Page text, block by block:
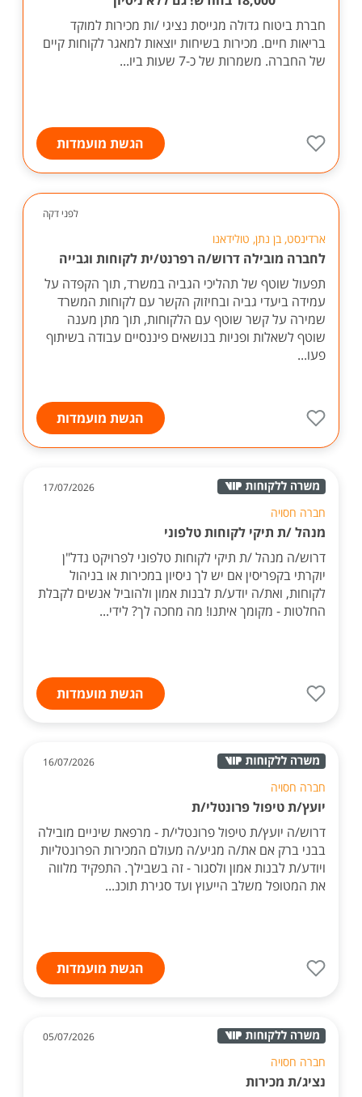
חברת ביטוח גדולה מגייסת נציגי /ות מכירות למוקד
בריאות חיים. מכירות בשיחות יוצאות למאגר לקוחות קיים
של החברה. משמרות של כ-7 שעות ביו...
הגשת מועמדות
לפני דקה
ארדינסט, בן נתן, טולידאנו
לחברה מובילה דרוש/ה רפרנט/ית לקוחות וגבייה
תפעול שוטף של תהליכי הגביה במשרד, תוך הקפדה על
עמידה ביעדי גביה ובחיזוק הקשר עם לקוחות המשרד
שמירה על קשר שוטף עם הלקוחות, תוך מתן מענה
שוטף לשאלות ופניות בנושאים פיננסיים עבודה בשיתוף
פעו...
הגשת מועמדות
17/07/2026
חברה חסויה
מנהל /ת תיקי לקוחות טלפוני
דרוש/ה מנהל /ת תיקי לקוחות טלפוני לפרויקט נדל"ן
יוקרתי בקפריסין אם יש לך ניסיון במכירות או בניהול
לקוחות, ואת/ה יודע/ת לבנות אמון ולהוביל אנשים לקבלת
החלטות - מקומך איתנו! מה מחכה לך? לידי...
הגשת מועמדות
16/07/2026
חברה חסויה
יועץ/ת טיפול פרונטלי/ת
דרוש/ה יועץ/ת טיפול פרונטלי/ת - מרפאת שיניים מובילה
בבני ברק אם את/ה מגיע/ה מעולם המכירות הפרונטליות
ויודע/ת לבנות אמון ולסגור - זה בשבילך. התפקיד מלווה
את המטופל משלב הייעוץ ועד סגירת תוכנ...
הגשת מועמדות
05/07/2026
חברה חסויה
נציג/ת מכירות